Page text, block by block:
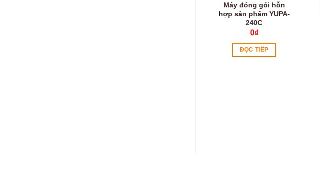
Máy đóng gói hỗn
hợp sản phẩm YUPA-
240C
0₫
ĐỌC TIẾP